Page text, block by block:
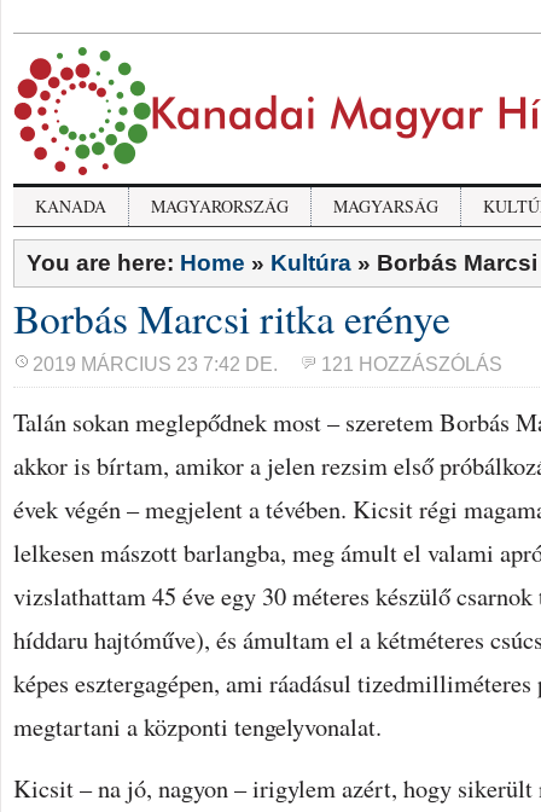
KANADA MAGYARORSZÁG MAGYARSÁG
You are here: Home » Kultúra » Borbás
Borbás Marcsi ritka erénye
2019 MÁRCIUS 23 7:42 DE. 121 HOZZÁSZÓLÁS
Talán sokan meglepődnek most – szeretem Borbás
akkor is bírtam, amikor a jelen rezsim első
évek végén – megjelent a tévében. Kicsit régi
lelkesen mászott barlangba, meg ámult el valami
vizslathattam 45 éve egy 30 méteres készülő
híddaru hajtóműve), és ámultam el a kétméteres
képes esztergagépen, ami ráadásul tizedmilliméteres
megtartani a központi tengelyvonalat.
Kicsit – na jó, nagyon – irigylem azért, hogy